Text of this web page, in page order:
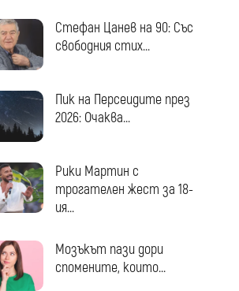
Стефан Цанев на 90: Със
свободния стих...
Пик на Персеидите през
2026: Очаква...
Рики Мартин с
трогателен жест за 18-
ия...
Мозъкът пази дори
спомените, които...